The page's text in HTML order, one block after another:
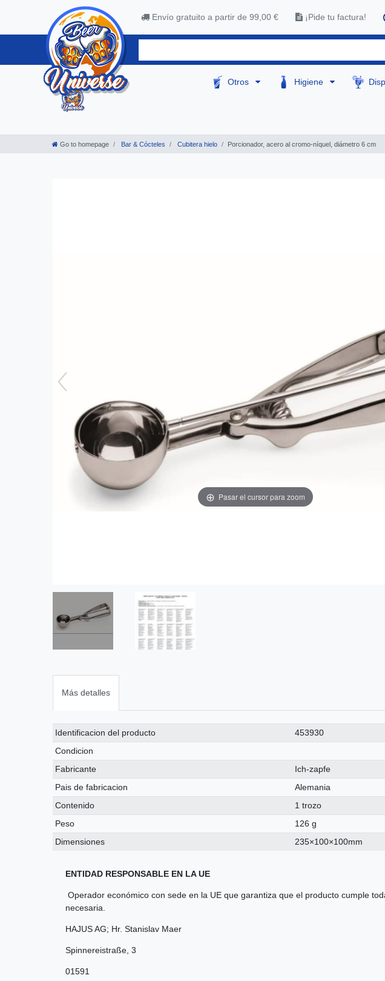
Envío gratuito a partir de 99,00 € ¡Pide tu factura!
Otros Higiene
Go to homepage Bar & Cócteles Cubitera hielo Porcionador, acero al cromo-níquel, diámetro 6 cm
Pasar el cursor para zoom
Más detalles
Ceres::Template.singleItemTechnicalDataAttribute
Ceres::Template.singleItemTechnicalDataValue
Identificacion del producto
453930
Condicion
Fabricante
Ich-zapfe
Pais de fabricacion
Alemania
Contenido
1 trozo
Peso
126 g
Dimensiones
235×100×100mm
ENTIDAD RESPONSABLE EN LA UE
Operador económico con sede en la UE que garantiza que el producto cumple
necesaria.
HAJUS AG; Hr. Stanislav Maer
Spinnereistraße 3
01591